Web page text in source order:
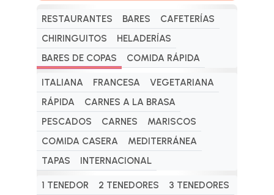
RESTAURANTES BARES
CAFETERÍAS
CHIRINGUITOS
HELADERÍAS
BARES DE COPAS
COMIDA RÁPIDA
ITALIANA FRANCESA
VEGETARIANA
RÁPIDA
CARNES A LA BRASA
PESCADOS
CARNES
MARISCOS
COMIDA CASERA
MEDITERRÁNEA
TAPAS
INTERNACIONAL
1 TENEDOR 2 TENEDORES
3 TENEDORES